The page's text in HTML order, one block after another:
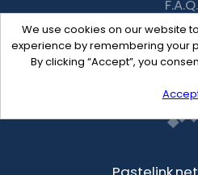
We use cookies on our website
experience by remembering your
By clicking “Accept”, you
F.A.Q.